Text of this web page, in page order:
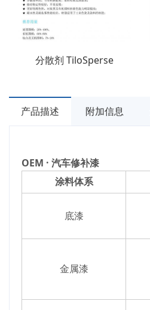
分散剂 TiloSperse
产品描述 附加信息
OEM · 汽车修补漆
涂料体系
底漆
金属漆